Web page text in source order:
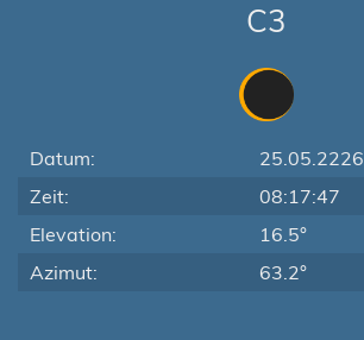
C3
Datum:
25.05.2226
Zeit:
08:17:47
Elevation:
16.5°
Azimut:
63.2°